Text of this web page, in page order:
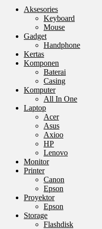
Aksesories
Keyboard
Mouse
Gadget
Handphone
Kertas
Komponen
Baterai
Casing
Komputer
All In One
Laptop
Acer
Asus
Axioo
HP
Lenovo
Monitor
Printer
Canon
Epson
Proyektor
Epson
Storage
Flashdisk